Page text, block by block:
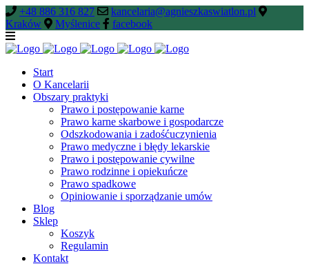
+48 886 316 827
kancelaria@agnieszkaswiatlon.pl
Kraków
Myślenice facebook
Start
O Kancelarii
Obszary praktyki
Prawo i postępowanie karne
Prawo karne skarbowe i gospodarcze
Odszkodowania i zadośćuczynienia
Prawo medyczne i błędy lekarskie
Prawo i postępowanie cywilne
Prawo rodzinne i opiekuńcze
Prawo spadkowe
Opiniowanie i sporządzanie umów
Blog
Sklep
Koszyk
Regulamin
Kontakt